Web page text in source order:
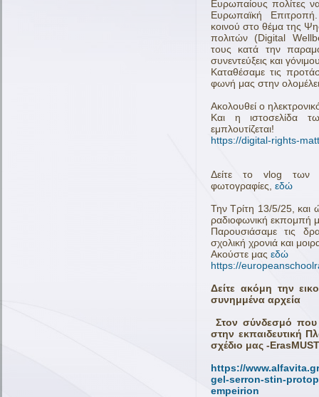
Ευρωπαίους πολίτες
Ευρωπαϊκή
κοινού στο θέμα της
πολιτών (Digital
τους κατά την
συνεντεύξεις και
Καταθέσαμε τις
φωνή μας στην
Ακολουθεί ο
Και η ιστοσελίδα
εμπλουτίζεται!
https://digital-rights-
Δείτε το vlog των
φωτογραφίες, εδώ
Την Τρίτη 13/5/25, και
ραδιοφωνική
Παρουσιάσαμε τις
σχολική χρονιά και
Ακούστε μας εδώ
https://
Δείτε ακόμη την
συνημμένα αρχεία
Στον σύνδεσμό που
στην εκπαιδευτική
σχέδιο μας -
https://
gel-serron-stin-
empeirion